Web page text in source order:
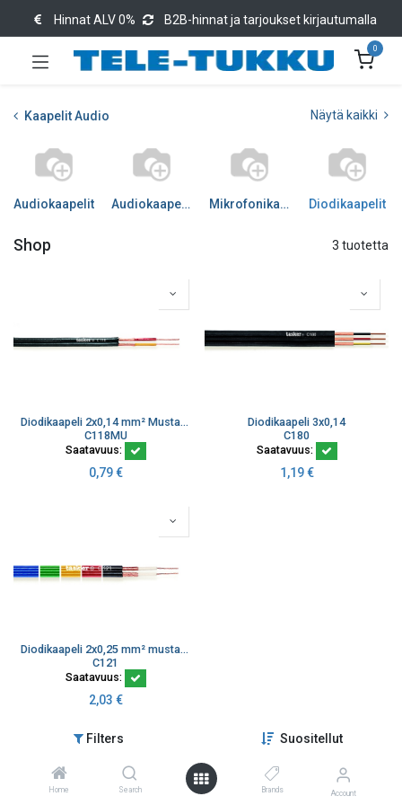
Filters Suositellut
Home Search Brands Account
Hinnat ALV 0% B2B-hinnat ja tarjoukset kirjautumalla
0
Kaapelit Audio Näytä kaikki
Audiokaapelit Audiokaapelit DIGI Mikrofonikaapelit Diodikaapelit
Shop 3 tuotetta
Diodikaapeli 2x0,14 mm² Musta K100
C118MU
Saatavuus:
0,79€
Diodikaapeli 3x0,14
C180
Saatavuus:
1,19€
Diodikaapeli 2x0,25 mm² musta litteä audiokaapeli
C121
Saatavuus:
2,03 €